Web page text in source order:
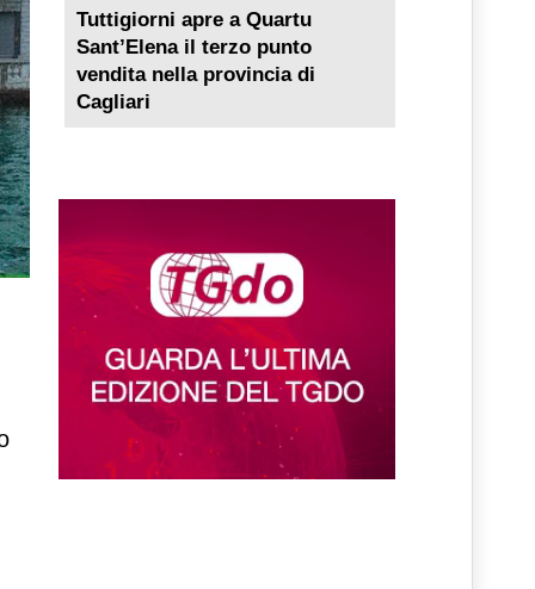
Tuttigiorni apre a Quartu
Sant’Elena il terzo punto
vendita nella provincia di
Cagliari